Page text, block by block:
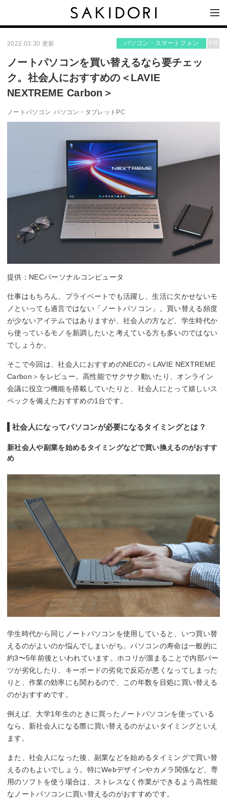
2022.03.30 更新 PR
パソコン・スマートフォン
ノートパソコンを買い替えるなら要チェッ
ク。社会人におすすめの＜LAVIE
NEXTREME Carbon＞
ノートパソコン パソコン・タブレットPC
提供：NECパーソナルコンピュータ
仕事はもちろん、プライベートでも活躍し、生活に欠かせないモ
ノといっても過言ではない「ノートパソコン」。買い替える頻度
が少ないアイテムではありますが、社会人の方など、学生時代か
ら使っているモノを新調したいと考えている方も多いのではない
でしょうか。
そこで今回は、社会人におすすめのNECの＜LAVIE NEXTREME
Carbon＞をレビュー。高性能でサクサク動いたり、オンライン
会議に役立つ機能を搭載していたりと、社会人にとって嬉しいス
ペックを備えたおすすめの1台です。
社会人になってパソコンが必要になるタイミングとは？
新社会人や副業を始めるタイミングなどで買い換えるのがおすす
め
学生時代から同じノートパソコンを使用していると、いつ買い替
えるのがよいのか悩んでしまいがち。パソコンの寿命は一般的に
約3〜5年前後といわれています。ホコリが溜まることで内部パー
ツが劣化したり、キーボードの劣化で反応が悪くなってしまった
りと、作業の効率にも関わるので、この年数を目処に買い替える
のがおすすめです。
例えば、大学1年生のときに買ったノートパソコンを使っている
なら、新社会人になる際に買い替えるのがよいタイミングといえ
ます。
また、社会人になった後、副業などを始めるタイミングで買い替
えるのもよいでしょう。特にWebデザインやカメラ関係など、専
用のソフトを使う場合は、ストレスなく作業ができるよう高性能
なノートパソコンに買い替えるのがおすすめです。